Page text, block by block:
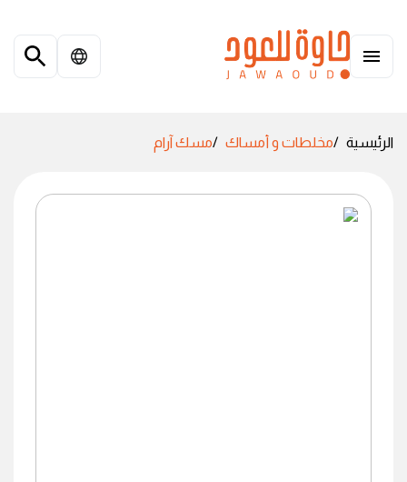
الرئيسية مخلطات و أمساك مسك آرام